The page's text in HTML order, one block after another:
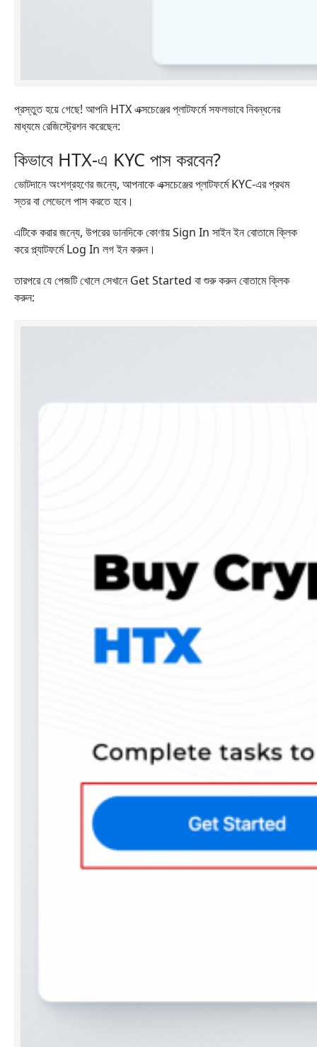
প্রস্তুত হয়ে গেছে! আপনি HTX এক্সচেঞ্জের প্লাটফর্মে সফলভাবে নিবন্ধনের
মাধ্যমে রেজিস্ট্রেশন করেছেন:
কিভাবে HTX-এ KYC পাস করবেন?
ভোটদানে অংশগ্রহণের জন্যে, আপনাকে এক্সচেঞ্জের প্লাটফর্মে KYC-এর প্রথম
স্তর বা লেভেলে পাস করতে হবে।
এটিকে করার জন্যে, উপরের ডানদিকে কোণায় Sign In সাইন ইন বোতামে ক্লিক
করে প্ল্যাটফর্মে Log In লগ ইন করুন।
তারপরে যে পেজটি খোলে সেখানে Get Started বা শুরু করুন বোতামে ক্লিক
করুন: